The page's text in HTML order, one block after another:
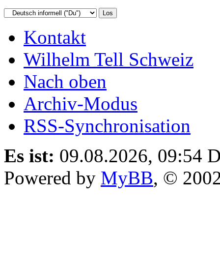
Kontakt
Wilhelm Tell Schweiz
Nach oben
Archiv-Modus
RSS-Synchronisation
Es ist: 09.08.2026, 09:54
Powered by MyBB, ©